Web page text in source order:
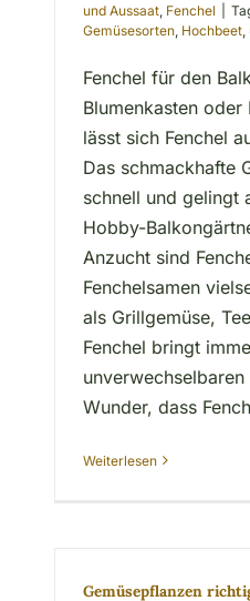
und Aussaat Fenchel
Gemüsesorten Hochbeet
Fenchel für den
Blumenkasten
lässt sich Fenchel
Das schmackhafte
schnell und gelingt
Hobby-
Anzucht sind
Fenchelsamen
als Grillgemüse,
Fenchel bringt
Wunder, dass
Weiterlesen
Gemüsepflanzen